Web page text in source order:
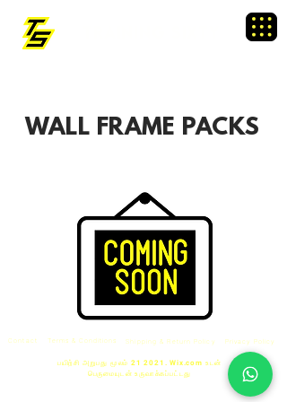
WALL FRAME PACKS
Contact Terms & Conditions Shipping & Return Policy Privacy Policy
பயிற்சி அறுபது மூலம் 21 2021.Wix.com உடன்
பெருமையுடன் உருவாக்கப்பட்டது